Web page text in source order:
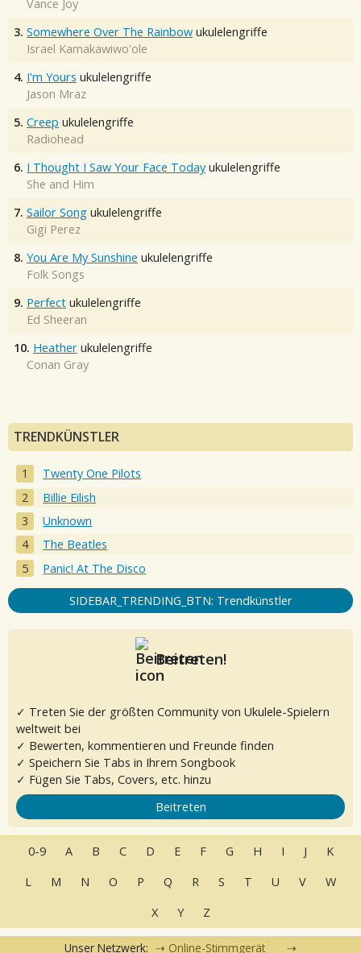
Vance Joy
3. Somewhere Over The Rainbow ukulelengriffe
Israel Kamakawiwo'ole
4. I'm Yours ukulelengriffe
Jason Mraz
5. Creep ukulelengriffe
Radiohead
6. I Thought I Saw Your Face Today ukulelengriffe
She and Him
7. Sailor Song ukulelengriffe
Gigi Perez
8. You Are My Sunshine ukulelengriffe
Folk Songs
9. Perfect ukulelengriffe
Ed Sheeran
10. Heather ukulelengriffe
Conan Gray
TRENDKÜNSTLER
Twenty One Pilots
Billie Eilish
Unknown
The Beatles
Panic! At The Disco
SIDEBAR_TRENDING_BTN: Trendkünstler
Beitreten!
✓ Treten Sie der größten Community von Ukulele-Spielern
weltweit bei
✓ Bewerten, kommentieren und Freunde finden
✓ Speichern Sie Tabs in Ihrem Songbook
✓ Fügen Sie Tabs, Covers, etc. hinzu
Beitreten
0-9 A B C D E F G H I J
K
L
M N O P Q R S T U V
W
X
Y Z
Unser Netzwerk: Online-Stimmgerät